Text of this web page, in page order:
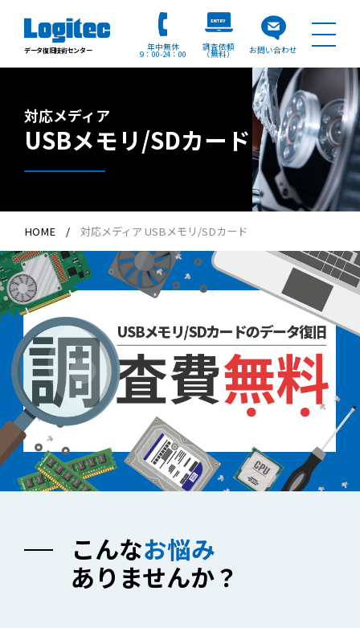
データ復旧技術センター 年中無休
9：00 24：00
調査依頼
（無料） お問い合わせ
対応メディア
USBメモリ/SDカード
HOME 対応メディア USBメモリ/SDカード
こんなお悩み
ありませんか？